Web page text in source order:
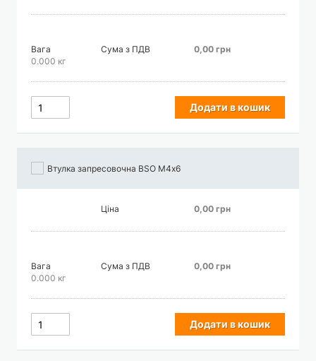
Вага
0.000 кг
Сума з ПДВ 0,00 грн
Додати в кошик
Втулка запресовочна BSO М4х6
Ціна 0,00 грн
Вага
0.000 кг
Сума з ПДВ 0,00 грн
Додати в кошик